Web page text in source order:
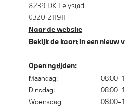
Elektrische voorzieningen
Automatisch dimmende
Alarmsysteem klasse 3 (VbV/
Driving Assistant
8239 DK Lelystad
0320-211911
Naar de website
Bekijk de kaart in een nieuw
Openingtijden:
Maandag:
Dinsdag:
Woensdag: